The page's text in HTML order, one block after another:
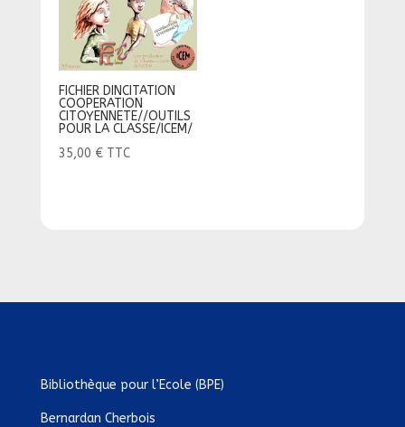
FICHIER DINCITATION
COOPERATION
CITOYENNETE//OUTILS
POUR LA CLASSE/ICEM/
35,00 € TTC
Bibliothèque pour l’Ecole (BPE)
Bernardan Cherbois